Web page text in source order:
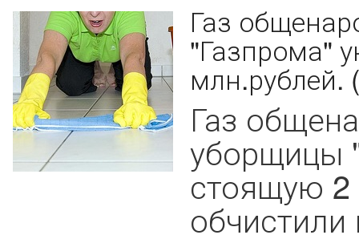
Газ
"Газпрома"
Газ
уборщицы
стоящую